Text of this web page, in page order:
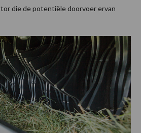
die de potentiële doorvoer ervan